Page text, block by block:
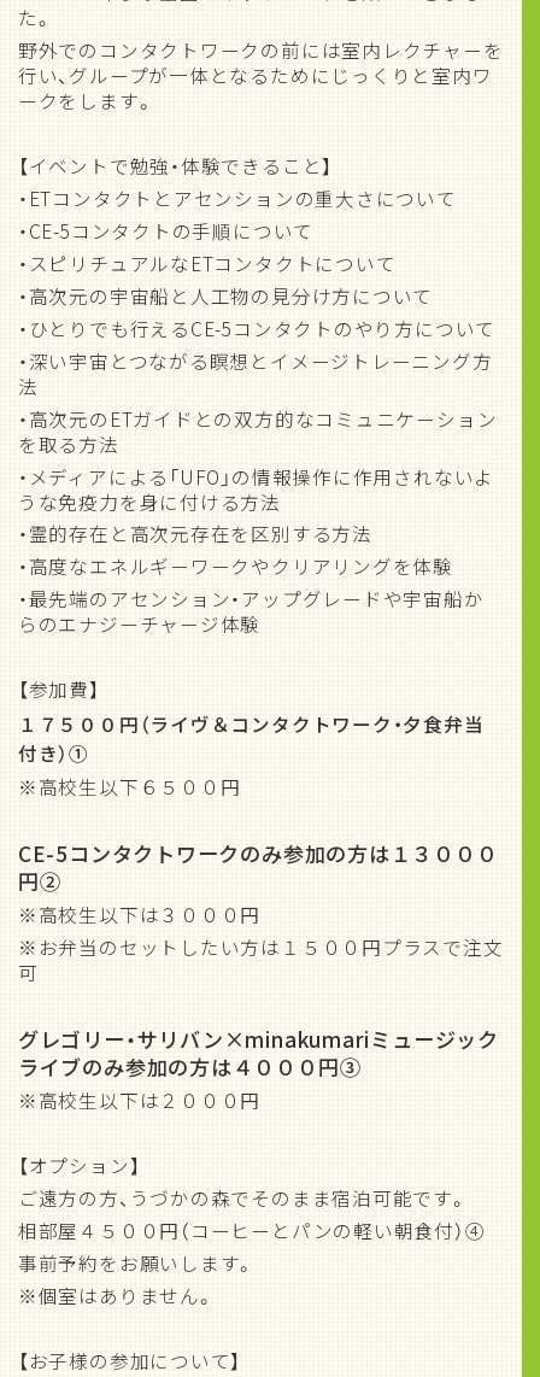
た。
野外でのコンタクトワークの前には室内レクチャーを
行い、グループが一体となるためにじっくりと室内ワ
ークをします。
【イベントで勉強・体験できること】
・ETコンタクトとアセンションの重大さについて
・CE-5コンタクトの手順について
・スピリチュアルなETコンタクトについて
・高次元の宇宙船と人工物の見分け方について
・ひとりでも行えるCE-5コンタクトのやり方について
・深い宇宙とつながる瞑想とイメージトレーニング方
法
・高次元のETガイドとの双方的なコミュニケーション
を取る方法
・メディアによる「UFO」の情報操作に作用されないよ
うな免疫力を身に付ける方法
・霊的存在と高次元存在を区別する方法
・高度なエネルギーワークやクリアリングを体験
・最先端のアセンション・アップグレードや宇宙船か
らのエナジーチャージ体験
【参加費】
１７５００円（ライヴ＆コンタクトワーク・夕食弁当
付き）①
※高校生以下６５００円
CE-5コンタクトワークのみ参加の方は１３０００
円②
※高校生以下は３０００円
※お弁当のセットしたい方は１５００円プラスで注文
可
グレゴリー・サリバン×minakumariミュージック
ライブのみ参加の方は４０００円③
※高校生以下は２０００円
【オプション】
ご遠方の方、うづかの森でそのまま宿泊可能です。
相部屋４５００円（コーヒーとパンの軽い朝食付）④
事前予約をお願いします。
※個室はありません。
【お子様の参加について】